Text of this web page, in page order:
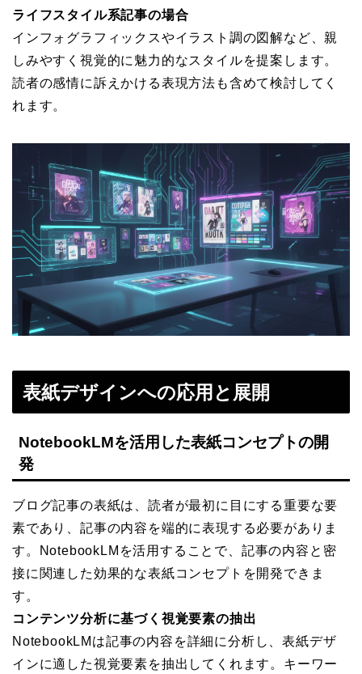
ライフスタイル系記事の場合
インフォグラフィックスやイラスト調の図解など、親
しみやすく視覚的に魅力的なスタイルを提案します。
読者の感情に訴えかける表現方法も含めて検討してく
れます。
表紙デザインへの応用と展開
NotebookLMを活用した表紙コンセプトの開
発
ブログ記事の表紙は、読者が最初に目にする重要な要
素であり、記事の内容を端的に表現する必要がありま
す。NotebookLMを活用することで、記事の内容と密
接に関連した効果的な表紙コンセプトを開発できま
す。
コンテンツ分析に基づく視覚要素の抽出
NotebookLMは記事の内容を詳細に分析し、表紙デザ
インに適した視覚要素を抽出してくれます。キーワー